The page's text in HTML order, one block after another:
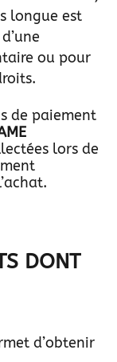
longue est
ou pour
de paiement
lors de
DONT
d’obtenir